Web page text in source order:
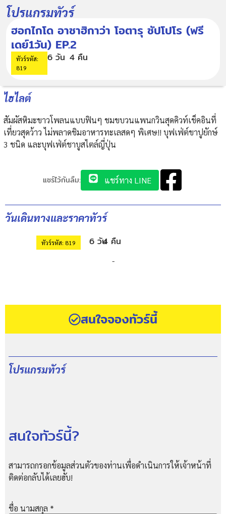
โปรแกรมทัวร์
ฮอกไกโด อาซาฮิกาว่า โอตารุ ซัปโปโร (ฟรี
เดย์1วัน) EP.2
ทัวร์รหัส:
819
6 วัน 4 คืน
ไฮไลต์
สัมผัสหิมะขาวโพลนแบบฟินๆ ชมขบวนแพนกวินสุดคิวท์เช็คอินที่
เที่ยวสุดว้าว ไม่พลาดชิมอาหารทะเลสดๆ พิเศษ!! บุฟเฟ่ต์ขาปูยักษ์
3 ชนิด และบุฟเฟ่ต์ชาบูสไตล์ญี่ปุ่น
แชร์ไว้กันลืม: แชร์ทาง LINE
วันเดินทางและราคาทัวร์
ทัวร์รหัส: 819 6 วัน4 คืน
-
สนใจจองทัวร์นี้
โปรแกรมทัวร์
สนใจทัวร์นี้?
สามารถกรอกข้อมูลส่วนตัวของท่านเพื่อดำเนินการให้เจ้าหน้าที่
ติดต่อกลับได้เลยฮับ!
ชื่อ นามสกุล *